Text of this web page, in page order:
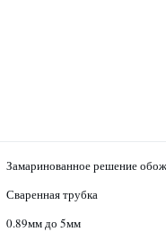
Замаринованное решение
Сваренная трубка
0.89мм до 5мм